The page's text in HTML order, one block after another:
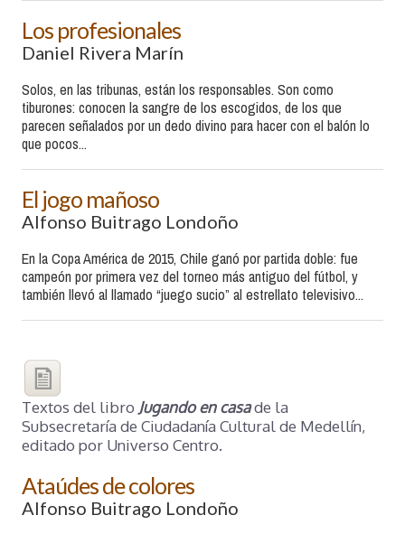
Los profesionales
Daniel Rivera Marín
Solos, en las tribunas, están los responsables. Son como
tiburones: conocen la sangre de los escogidos, de los que
parecen señalados por un dedo divino para hacer con el balón lo
que pocos...
El jogo mañoso
Alfonso Buitrago Londoño
En la Copa América de 2015, Chile ganó por partida doble: fue
campeón por primera vez del torneo más antiguo del fútbol, y
también llevó al llamado “juego sucio” al estrellato televisivo...
Textos del libro Jugando en casade la
Subsecretaría de Ciudadanía Cultural de Medellín,
editado por Universo Centro.
Ataúdes de colores
Alfonso Buitrago Londoño